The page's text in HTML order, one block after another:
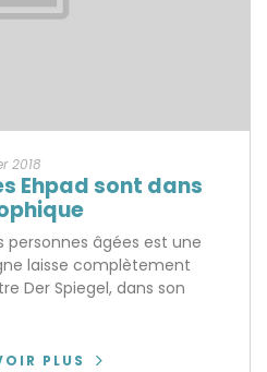
2018
Ehpad sont dans
personnes âgées est une
laisse complètement
Der Spiegel, dans son
PLUS